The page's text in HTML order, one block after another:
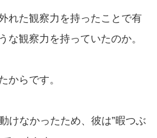
れた観察力を持ったことで有
な観察力を持っていたのか。
からです。
けなかったため、彼は”暇つぶ